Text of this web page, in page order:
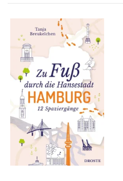
Zu Fuß durch die
Hansestadt Hamburg
mehr Infos …